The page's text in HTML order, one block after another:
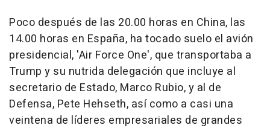
Poco después de las 20.00 horas en China, las
14.00 horas en España, ha tocado suelo el avión
presidencial, 'Air Force One', que transportaba a
Trump y su nutrida delegación que incluye al
secretario de Estado, Marco Rubio, y al de
Defensa, Pete Hehseth, así como a casi una
veintena de líderes empresariales de grandes